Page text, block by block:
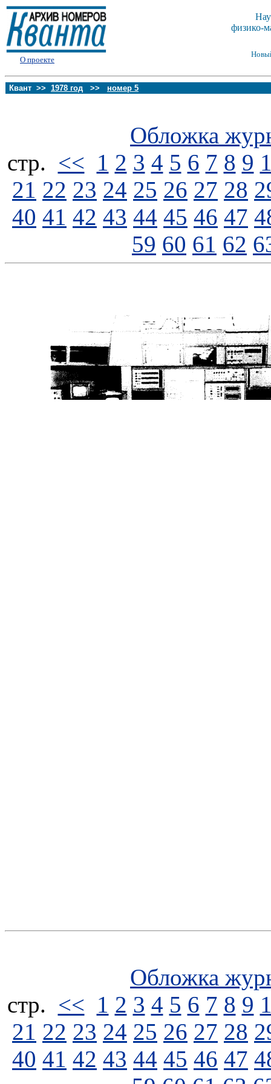
О проекте
физико-
Квант >> 1978 год >> номер 5
Обложка
стp. << 1 2 3 4 5 6 7 8 9
21 22 23 24 25 26 27 28
40 41 42 43 44 45 46 47
59 60 61 62
Обложка
стp. << 1 2 3 4 5 6 7 8 9
21 22 23 24 25 26 27 28
40 41 42 43 44 45 46 47